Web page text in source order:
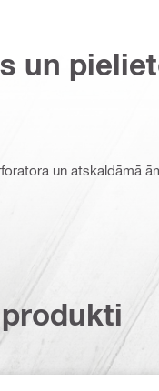
un
un atskaldāmā